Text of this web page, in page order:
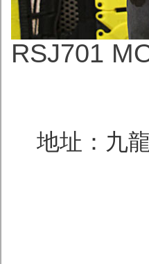
RSJ701
地址：九